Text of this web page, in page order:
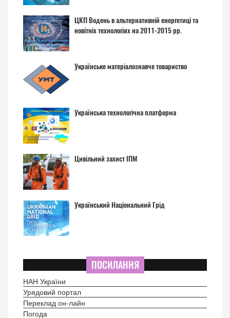
ЦКП Водень в альтернативній енергетиці та
новітніх технологіях на 2011-2015 рр.
Українське матеріалознавче товариство
Українська технологічна платформа
Цивільний захист ІПМ
Український Національний Грід
ПОСИЛАННЯ
НАН України
Урядовий портал
Переклад он-лайн
Погода